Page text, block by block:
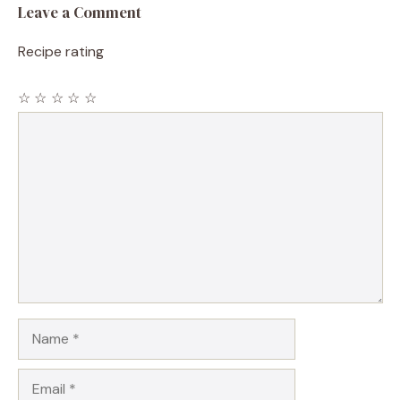
Leave a Comment
Recipe rating
☆
☆
☆
☆
☆